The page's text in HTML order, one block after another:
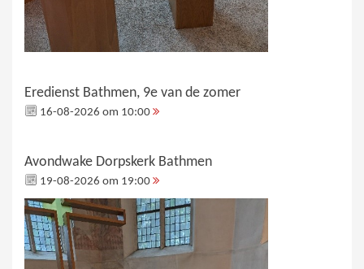
Eredienst Bathmen, 9e van de zomer
16-08-2026 om 10:00
Avondwake Dorpskerk Bathmen
19-08-2026 om 19:00